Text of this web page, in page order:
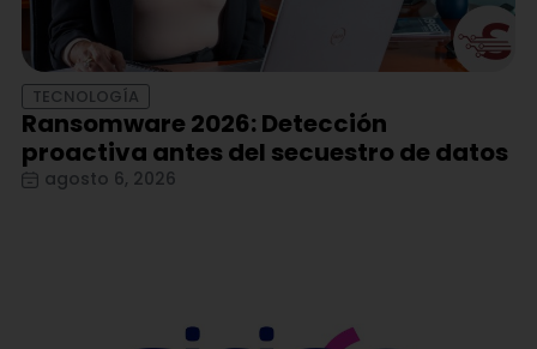
TECNOLOGÍA
Ransomware 2026: Detección
proactiva antes del secuestro de datos
agosto 6, 2026